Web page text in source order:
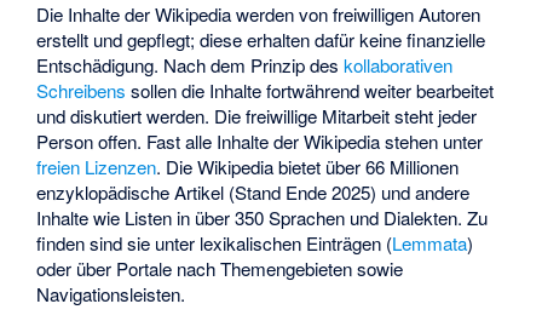
Die Inhalte der Wikipedia werden von freiwilligen Autoren
erstellt und gepflegt; diese erhalten dafür keine finanzielle
Entschädigung. Nach dem Prinzip deskollaborativen
Schreibens sollen die Inhalte fortwährend weiter bearbeitet
und diskutiert werden. Die freiwillige Mitarbeit steht jeder
Person offen. Fast alle Inhalte der Wikipedia stehen unter
freien Lizenzen. Die Wikipedia bietet über 66 Millionen
enzyklopädische Artikel (Stand Ende 2025) und andere
Inhalte wie Listen in über 350 Sprachen und Dialekten. Zu
finden sind sie unter lexikalischen Einträgen (Lemmata)
oder über Portale nach Themengebieten sowie
Navigationsleisten.